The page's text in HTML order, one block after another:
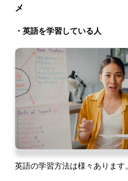
メ
・英語を学習している人
英語の学習方法は様々あります。